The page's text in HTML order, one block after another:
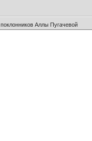
Аллы Пугачевой